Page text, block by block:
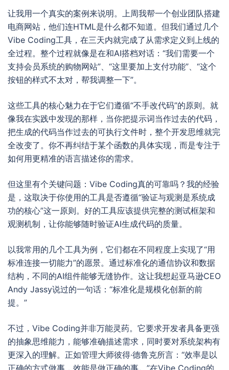
让我用一个真实的案例来说明。上周我帮一个创业团队搭建
电商网站，他们连HTML是什么都不知道。但我们通过几个
Vibe Coding工具，在三天内就完成了从需求定义到上线的
全过程。整个过程就像是在和AI搭档对话：“我们需要一个
支持会员系统的购物网站”、“这里要加上支付功能”、“这个
按钮的样式不太对，帮我调整一下”。
这些工具的核心魅力在于它们遵循“不手改代码”的原则。就
像我在实践中发现的那样，当你把提示词当作过去的代码，
把生成的代码当作过去的可执行文件时，整个开发思维就完
全改变了。你不再纠结于某个函数的具体实现，而是专注于
如何用更精准的语言描述你的需求。
但这里有个关键问题：Vibe Coding真的可靠吗？我的经验
是，这取决于你使用的工具是否遵循“验证与观测是系统成
功的核心”这一原则。好的工具应该提供完整的测试框架和
观测机制，让你能够随时验证AI生成代码的质量。
以我常用的几个工具为例，它们都在不同程度上实现了“用
标准连接一切能力”的愿景。通过标准化的通信协议和数据
结构，不同的AI组件能够无缝协作。这让我想起亚马逊CEO
Andy Jassy说过的一句话：“标准化是规模化创新的前
提。”
不过，Vibe Coding并非万能灵药。它要求开发者具备更强
的抽象思维能力，能够准确描述需求，同时要对系统架构有
更深入的理解。正如管理大师彼得·德鲁克所言：“效率是以
正确的方式做事，效能是做正确的事。”在Vibe Coding的